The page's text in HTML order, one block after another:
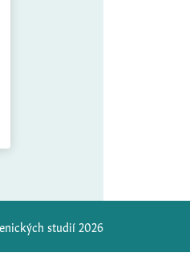
studií 2026